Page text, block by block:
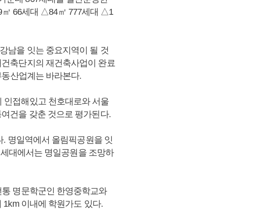
㎡ 66세대 △84㎡ 777세대 △1
남을 잇는 중요지역이 될 것
축단지의 재건축사업이 완료
산업계는 바라본다.
인접해있고 천호대로와 서울
건을 갖춘 것으로 평가된다.
명일역에서 올림픽공원을 잇
대에서는 명일공원을 조망하
명문학군인 한영중학교와
이내에 학원가도 있다.